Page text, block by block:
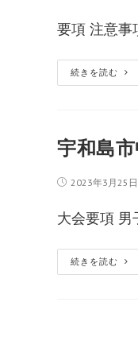
要項 注意
続きを読む
宇和島
2023年3月25日
大会要項 男
続きを読む